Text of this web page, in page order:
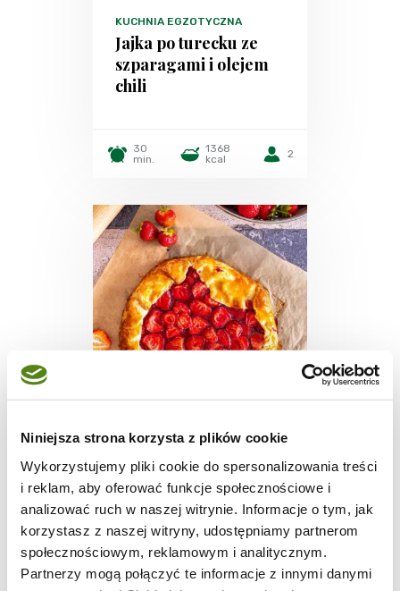
Niniejsza strona korzysta z plików cookie
Wykorzystujemy pliki cookie do spersonalizowania treści
i reklam, aby oferować funkcje społecznościowe i
analizować ruch w naszej witrynie. Informacje o tym, jak
korzystasz z naszej witryny, udostępniamy partnerom
społecznościowym, reklamowym i analitycznym.
Partnerzy mogą połączyć te informacje z innymi danymi
KUCHNIA EGZOTYCZNA
Jajka po turecku ze
szparagami i olejem
chili
30
min.
1368
kcal
2
TARTY
Galette z truskawkami
godz.
2304
kcal